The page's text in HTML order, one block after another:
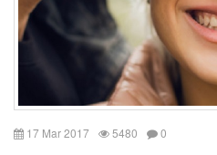
17 Mar 2017 5480 0